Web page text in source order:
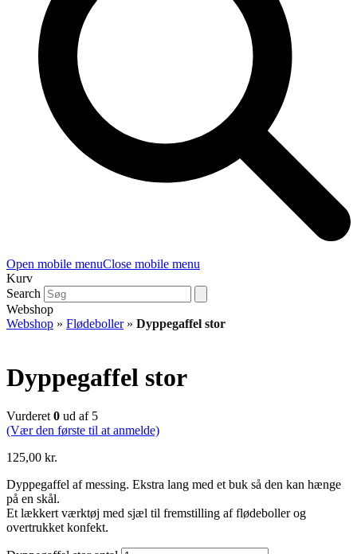
Open mobile menuClose mobile menu
Kurv
Search
Webshop
Webshop » Flødeboller» Dyppegaffel stor
Dyppegaffel stor
Vurderet 0 ud af 5
(Vær den første til at anmelde)
125,00 kr.
Dyppegaffel af messing. Ekstra lang med et buk så den kan hænge
på en skål.
Et lækkert værktøj med sjæl til fremstilling af flødeboller og
overtrukket konfekt.